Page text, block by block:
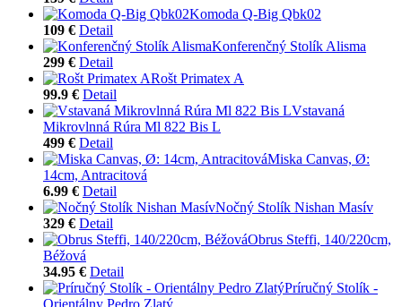
Komoda Q-Big Qbk02
109 € Detail
Konferenčný Stolík Alisma
299 € Detail
Rošt Primatex A
99.9 € Detail
Vstavaná
Mikrovlnná Rúra Ml 822 Bis L
499 € Detail
Miska Canvas, Ø:
14cm, Antracitová
6.99 € Detail
Nočný Stolík Nishan Masív
329 € Detail
Obrus Steffi, 140/220cm,
Béžová
34.95 € Detail
Príručný Stolík -
Orientálny Pedro Zlatý